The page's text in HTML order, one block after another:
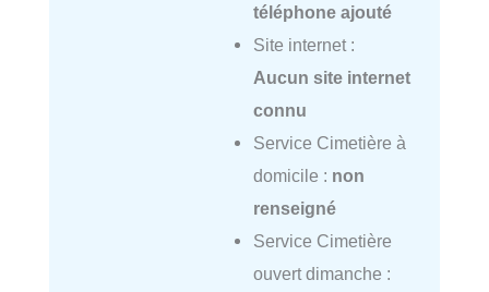
téléphone ajouté
Site internet :
Aucun site internet
connu
Service Cimetière à
domicile : non
renseigné
Service Cimetière
ouvert dimanche :